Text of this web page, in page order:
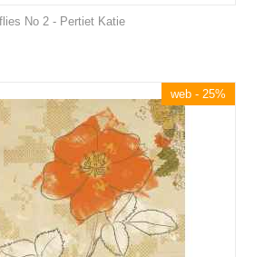
No 2 - Pertiet Katie
web - 25%